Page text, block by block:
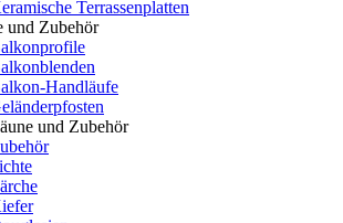
Terrassenplatten
und Zubehör
Handläufe
und Zubehör